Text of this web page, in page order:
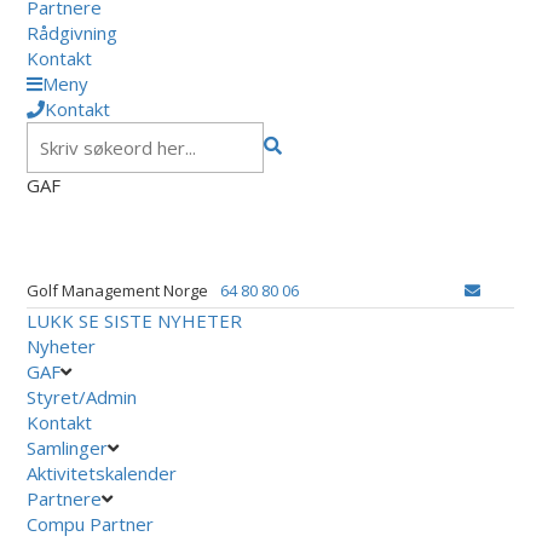
Partnere
Rådgivning
Kontakt
Meny
Kontakt
GAF
Golf Management Norge 64 80 80 06
LUKK SE SISTE NYHETER
Nyheter
GAF
Styret/Admin
Kontakt
Samlinger
Aktivitetskalender
Partnere
Compu Partner